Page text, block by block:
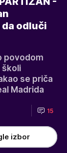
odluči
povodom
školi
se priča
Madrida
15
izbor